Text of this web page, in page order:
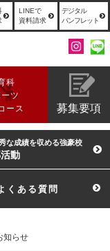
LINEで
資料請求
デジタル
パンフレット
科
ツ
ース
募集要項
な成績を収める強豪校
動
くある質問
知らせ